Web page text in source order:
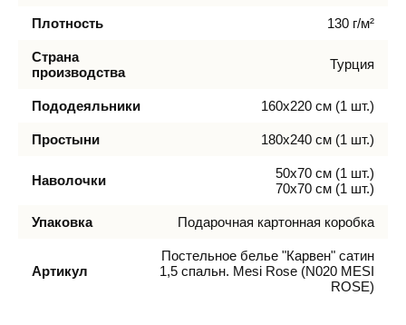
Плотность 130 г/м²
Страна
производства
Турция
Пододеяльники 160х220 см (1 шт.)
Простыни 180х240 см (1 шт.)
Наволочки
50х70 см (1 шт.)
70х70 см (1 шт.)
Упаковка Подарочная картонная коробка
Артикул
Постельное белье "Карвен" сатин
1,5 спальн. Mesi Rose (N020 MESI
ROSE)